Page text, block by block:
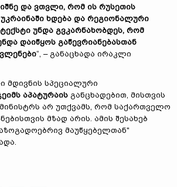
და ვთვლი, რომ ის რუსეთის
უკრაინაში ხდება და რეგიონალური
უნდა გვკარნახობდეს, რომ
დაიწყოს გაწევრიანებასთან
“, – განაცხადა ირაკლი
მდივნის სპეციალური
აპატურაის განცხადებით, მისთვის
არ უთქვამს, რომ საქართველო
მზად არის. ამის შესახებ
მაუწყებელთან"